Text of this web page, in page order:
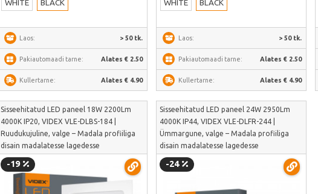
WHITE BLACK
Laos: > 50 tk.
Pakiautomaadi tarne: Alates € 2.50
Kullertarne: Alates € 4.90
WHITE BLACK
Laos: > 50 tk.
Pakiautomaadi tarne: Alates € 2.50
Kullertarne: Alates € 4.90
Sisseehitatud LED paneel 18W 2200Lm
4000K IP20, VIDEX VLE-DLBS-184 |
Ruudukujuline, valge – Madala profiiliga
disain madalatesse lagedesse
paigaldamiseks | VLE-DLBS-184
-19
Sisseehitatud LED paneel 24W 2950Lm
4000K IP44, VIDEX VLE-DLFR-244 |
Ümmargune, valge – Madala profiiliga
disain madalatesse lagedesse
paigaldamiseks | VLE-DLFR-244
-24